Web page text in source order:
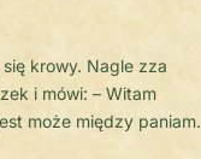
krowy. Nagle zza
i mówi: – Witam
może między paniami